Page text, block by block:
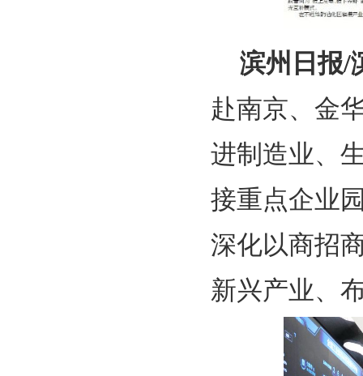
滨州日报/
赴南京、金
进制造业、
接重点企业
深化以商招
新兴产业、